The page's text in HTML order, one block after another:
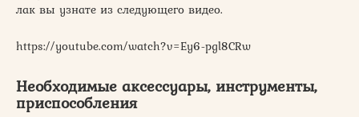
лак вы узнате из следующего видео.
https://youtube.com/watch?v=Ey6-pgl8CRw
Необходимые аксессуары, инструменты,
приспособления